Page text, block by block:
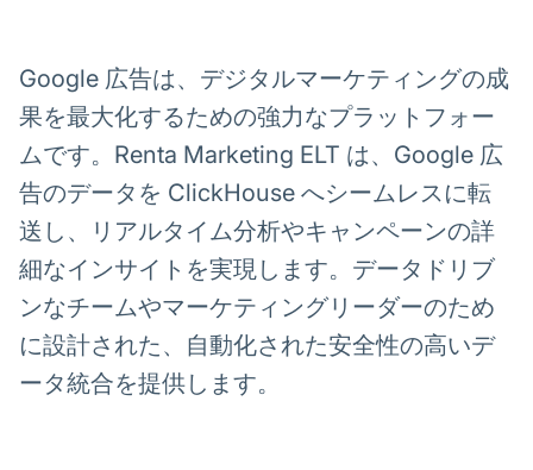
Google 広告は、デジタルマーケティングの成
果を最大化するための強力なプラットフォー
ムです。Renta Marketing ELT は、Google 広
告のデータを ClickHouse へシームレスに転
送し、リアルタイム分析やキャンペーンの詳
細なインサイトを実現します。データドリブ
ンなチームやマーケティングリーダーのため
に設計された、自動化された安全性の高いデ
ータ統合を提供します。